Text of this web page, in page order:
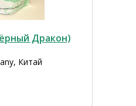
Дракон)
Китай